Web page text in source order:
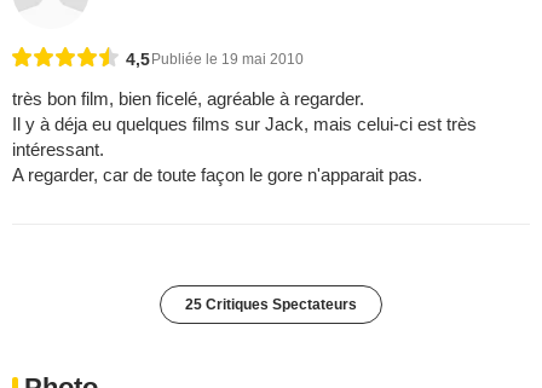
4,5 Publiée le 19 mai 2010
très bon film, bien ficelé, agréable à regarder.
Il y à déja eu quelques films sur Jack, mais celui-ci est très
intéressant.
A regarder, car de toute façon le gore n'apparait pas.
25 Critiques Spectateurs